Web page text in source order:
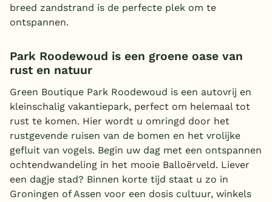
breed zandstrand is de perfecte plek om te
ontspannen.
Park Roodewoud is een groene oase van
rust en natuur
Green Boutique Park Roodewoud is een autovrij en
kleinschalig vakantiepark, perfect om helemaal tot
rust te komen. Hier wordt u omringd door het
rustgevende ruisen van de bomen en het vrolijke
gefluit van vogels. Begin uw dag met een ontspannen
ochtendwandeling in het mooie Balloërveld. Liever
een dagje stad? Binnen korte tijd staat u zo in
Groningen of Assen voor een dosis cultuur, winkels